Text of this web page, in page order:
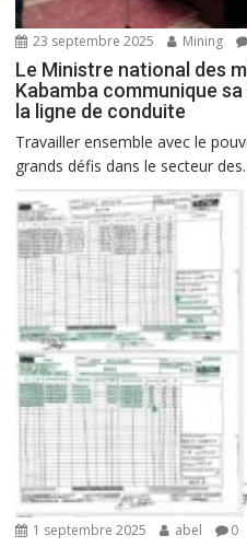
23 septembre 2025 Mining
Le Ministre national des
Kabamba communique
la ligne de conduite
Travailler ensemble avec le
grands défis dans le secteur
1 septembre 2025 abel 0